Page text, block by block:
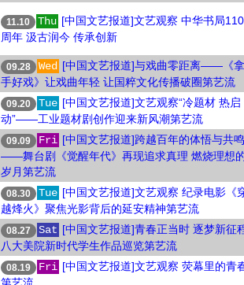
11.10 Thu [中国文艺报道]文艺观察 中华书局110
周年 汲古润今 传承创新
09.28 Wed [中国文艺报道]与戏曲零距离——《拿
手好戏》让戏曲年轻 让国粹文化传播破圈第艺流
09.20 Tue [中国文艺报道]文艺观察“冷题材 热启
动”——工业题材剧创作迎来新风潮第艺流
09.09 Fri [中国文艺报道]跨越百年的体悟与共鸣
——舞台剧《觉醒年代》再现追求真理 燃烧理想
岁月第艺流
08.30 Tue [中国文艺报道]文艺观察 纪录电影《
越烽火》聚焦光影背后的延安精神第艺流
08.27 Sat [中国文艺报道]青春正当时 逐梦新征
八大美院新时代学生作品巡览第艺流
08.19 Fri [中国文艺报道]文艺观察 荧幕里的青